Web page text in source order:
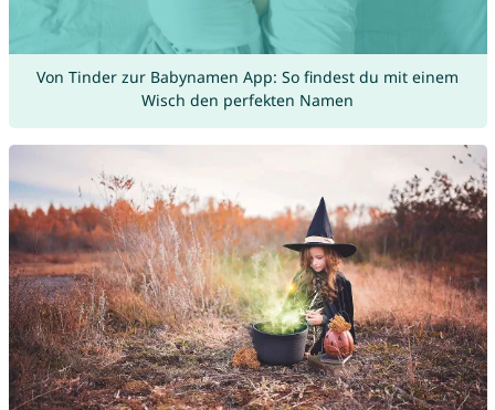
Von Tinder zur Babynamen App: So findest du mit einem
Wisch den perfekten Namen